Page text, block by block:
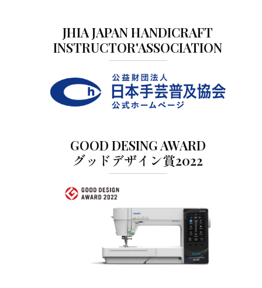
JHIA JAPAN HANDICRAFT
INSTRUCTOR'ASSOCIATION
GOOD DESING AWARD
グッドデザイン賞2022